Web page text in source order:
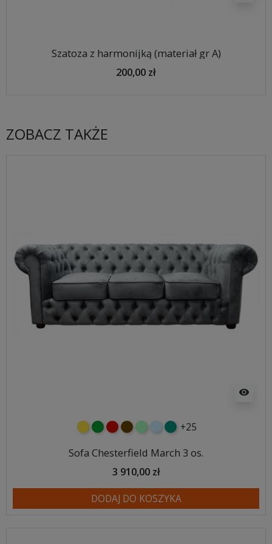
Szatoza z harmonijką (materiał gr A)
200,00 zł
ZOBACZ TAKŻE
visibility
żółtyzielonyczerwony
czekoladowy
miętowybłękitny
turkusowy
+25
Sofa Chesterfield March 3 os.
3 910,00 zł
DODAJ DO KOSZYKA